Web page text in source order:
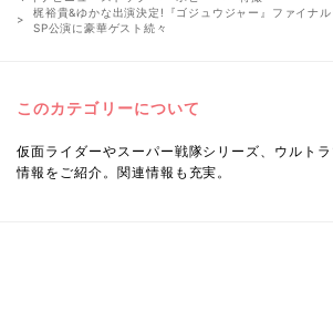
梶裕貴&ゆかな出演決定!『ゴジュウジャー』ファイナ
SP公演に豪華ゲスト続々
このカテゴリーについて
仮面ライダーやスーパー戦隊シリーズ、ウルト
情報をご紹介。関連情報も充実。